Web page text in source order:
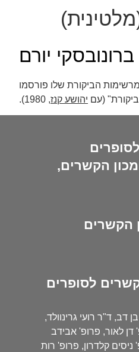
ברונובסקי יורם
(חלק מרשימות הביקורת שלו פורסמו
יהושע קנז, 1980).
הקשרים,
הקשרים
לסופרים
דב, ד"ר רועי גרינוולד,
דן לאור, פרופ' אבידב
קלדרון, פרופ' רות